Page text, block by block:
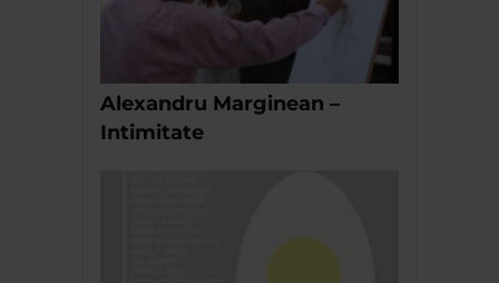
Alexandru Marginean –
Intimitate